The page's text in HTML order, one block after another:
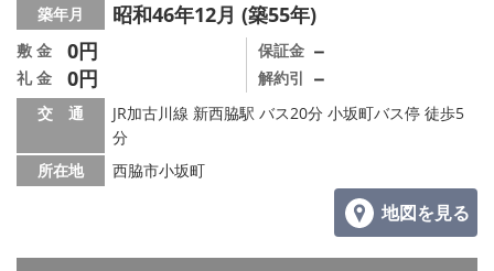
メールでお問い合わせ
築年月 昭和46年12月 (築55年)
敷 金 0円
礼 金 0円
保証金 －
解約引 －
交 通
JR加古川線 新西脇駅 バス20分 小坂町バス停 徒歩5
分
所在地
西脇市小坂町
地図を見る